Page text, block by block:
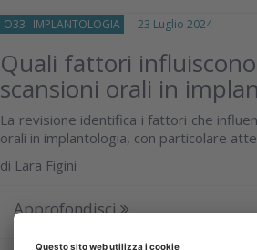
O33 IMPLANTOLOGIA 23 Luglio 2024
Quali fattori influiscono
scansioni orali in
La revisione identifica i fattori che
orali in implantologia, con particolare
di Lara Figini
Approfondisci